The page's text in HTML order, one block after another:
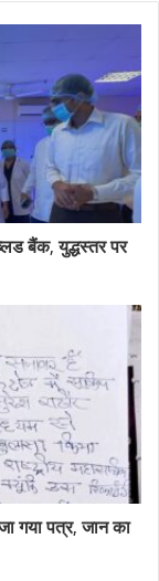
बैंक, युद्धस्तर पर
गया पत्र, जान का